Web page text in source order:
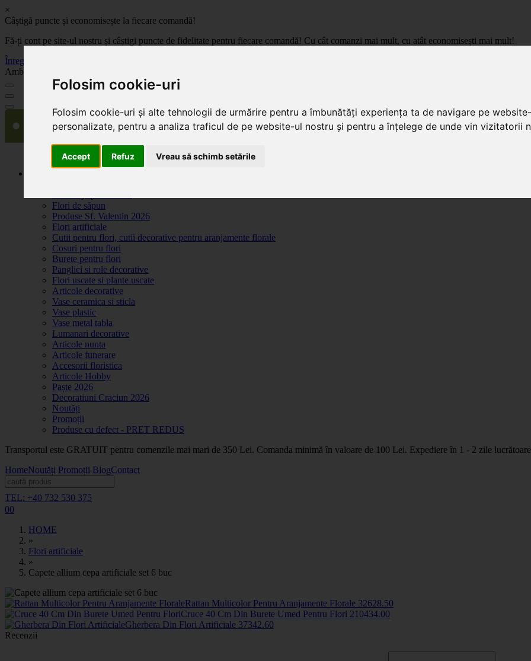
Folosim cookie-uri
Folosim cookie-uri și alte tehnologii de urmărire pentru a îmbunătăți experiența ta de navigare pe
personalizate, pentru a analiza traficul de pe website-ul nostru și pentru a înțelege de unde vin vizitatorii
Accept Refuz Vreau să schimb setările
×
Câștigă puncte și economisește la fiecare comandă!
Fă-ți cont pe site-ul nostru și câștigi puncte de fidelitate pentru fiecare comandă! Cu cât comanzi mai mult, cu atât economisești mai mult!
Înregistrează-te acum
Ambalaje, decoratiuni si accesorii pentru flori. Produse de calitate la pret de importator, cu livrare in toata Romania.
Flori de săpun
Produse Sf. Valentin 2026
Flori artificiale
Cutii pentru flori, cutii decorative pentru aranjamente florale
Cosuri pentru flori
Burete pentru flori
Panglici si role decorative
Flori uscate si plante uscate
Articole decorative
Vase ceramica si sticla
Vase plastic
Vase metal tabla
Lumanari decorative
Articole nunta
Articole funerare
Accesorii floristica
Articole Hobby
Paște 2026
Decoratiuni Craciun 2026
Noutăți
Promoții
Produse cu defect - PRET REDUS
Transportul este GRATUIT pentru comenzile mai mari de 350 Lei. Comanda minimă în valoare de 100 Lei. Expediere în 1 - 2 zile
HomeNoutăți Promoții BlogContact
TEL: +40 732 530 375
00
HOME
»
Flori artificiale
»
Capete allium cepa artificiale set 6 buc
Rattan Multicolor Pentru Aranjamente Florale 32628.50
Cruce 40 Cm Din Burete Umed Pentru Flori 210434.00
Gherbera Din Flori Artificiale 37342.60
Recenzii